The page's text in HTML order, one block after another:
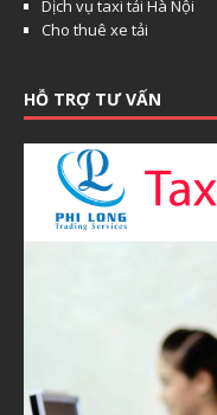
Dịch vụ taxi tải Hà Nội
Cho thuê xe tải
HỖ TRỢ TƯ VẤN